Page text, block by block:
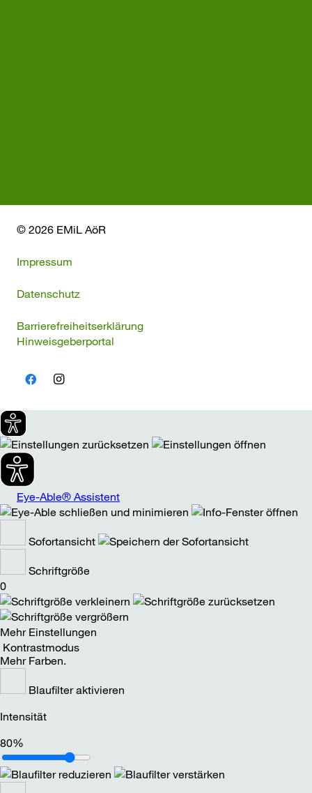
© 2026 EMiL AöR
Impressum
Datenschutz
Barrierefreiheitserklärung
Hinweisgeberportal